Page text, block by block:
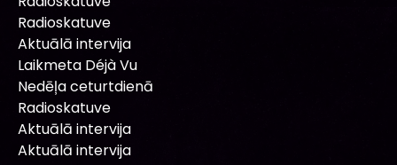
Radioskatuve
Aktuālā intervija
Laikmeta Déjà Vu
Nedēļa ceturtdienā
Radioskatuve
Aktuālā intervija
Aktuālā intervija